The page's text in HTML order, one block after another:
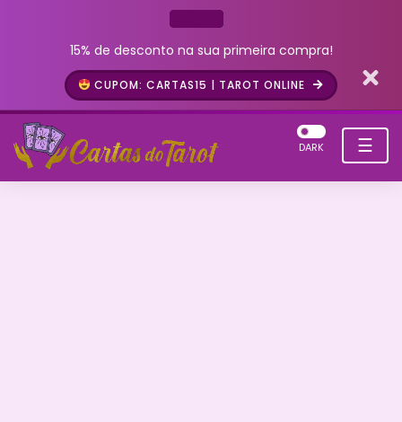
15% de desconto na sua primeira compra!
CUPOM: CARTAS15 | TAROT ONLINE
☰
DARK